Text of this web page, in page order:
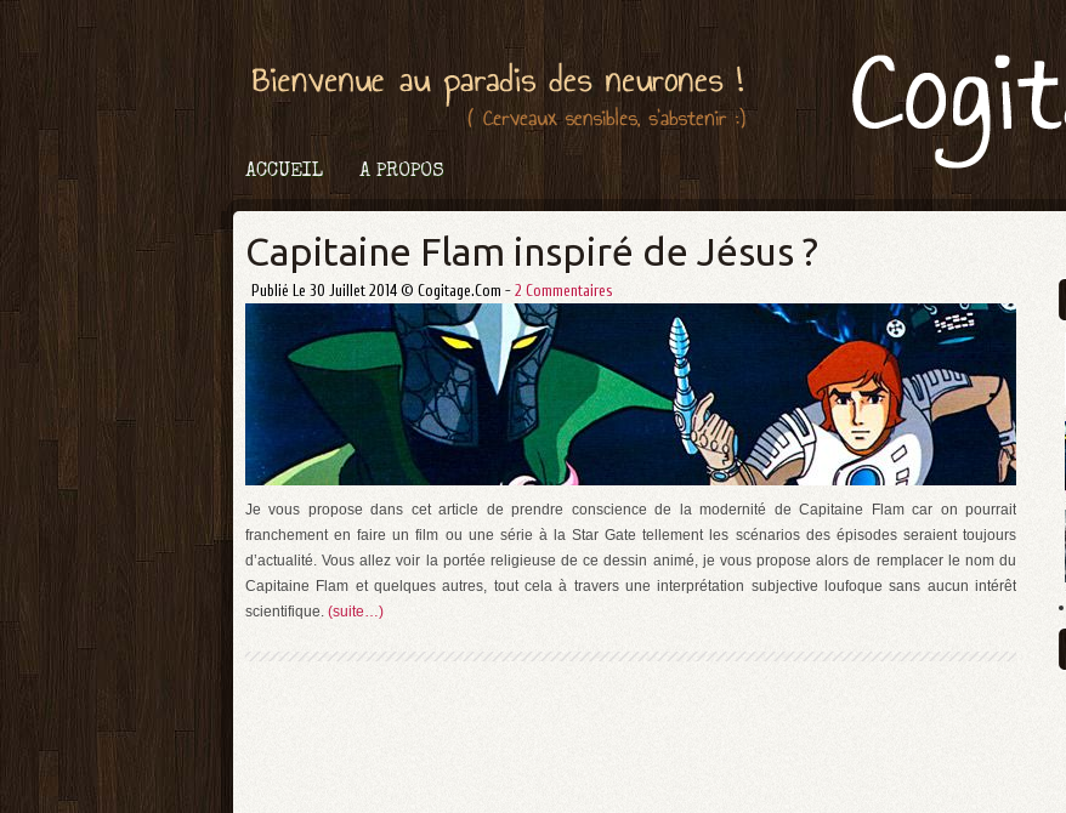
ACCUEIL A PROPOS
Capitaine Flam inspiré de Jésus ?
Publié Le 30 Juillet 2014 © Cogitage.com - 2 Commentaires
Je vous propose dans cet article de prendre conscience de la modernité de Capitaine Flam car on pourrait
franchement en faire un film ou une série à la Star Gate tellement les scénarios des épisodes seraient toujours
d’actualité. Vous allez voir la portée religieuse de ce dessin animé, je vous propose alors de remplacer le nom du
Capitaine Flam et quelques autres, tout cela à travers une interprétation subjective loufoque sans aucun intérêt
scientifique. (suite…)